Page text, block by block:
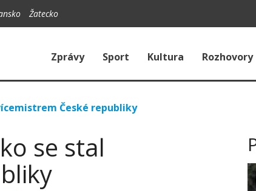
Žatecko
Zprávy Sport Kultura Rozhovory
České republiky
se stal